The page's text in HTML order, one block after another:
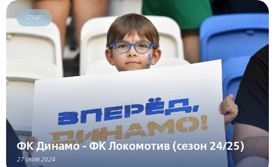
Спорт
ФК Динамо - ФК Локомотив (сезон 24/25)
27 июля 2024